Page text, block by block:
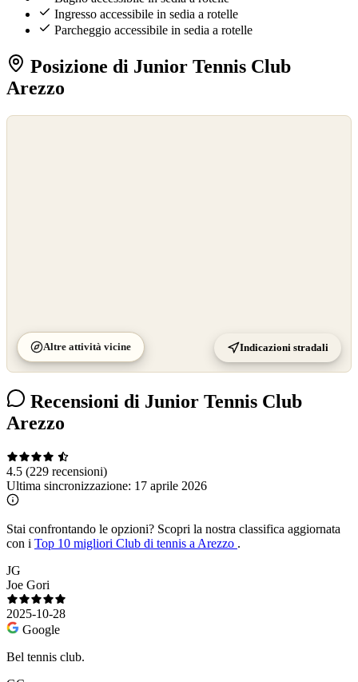
Ingresso accessibile in sedia a rotelle
Parcheggio accessibile in sedia a rotelle
Posizione di Junior Tennis Club
Arezzo
Altre attività vicine Indicazioni stradali
Recensioni di Junior Tennis Club
Arezzo
4.5 (229 recensioni)
Ultima sincronizzazione: 17 aprile 2026
Stai confrontando le opzioni? Scopri la nostra classifica aggiornata
con i Top 10 migliori Club di tennis a Arezzo .
JG
Joe Gori
2025-10-28
Google
Bel tennis club.